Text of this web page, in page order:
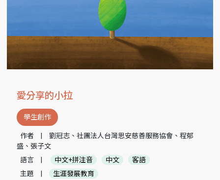
愛分享的小拉
學生創作
作者
劉冠志、社團法人台灣思安慈善服務協會、程郁
盛、張子文
語言
中文+拼注音 中文
客語
主題
生涯發展教育